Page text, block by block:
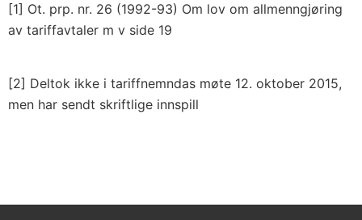
[1] Ot. prp. nr. 26 (1992-93) Om lov om allmenngjøring
av tariffavtaler m v side 19
[2] Deltok ikke i tariffnemndas møte 12. oktober 2015,
men har sendt skriftlige innspill